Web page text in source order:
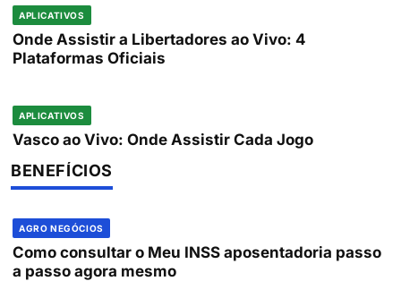
APLICATIVOS
Onde Assistir a Libertadores ao Vivo: 4
Plataformas Oficiais
APLICATIVOS
Vasco ao Vivo: Onde Assistir Cada Jogo
BENEFÍCIOS
AGRO NEGÓCIOS
Como consultar o Meu INSS aposentadoria passo
a passo agora mesmo